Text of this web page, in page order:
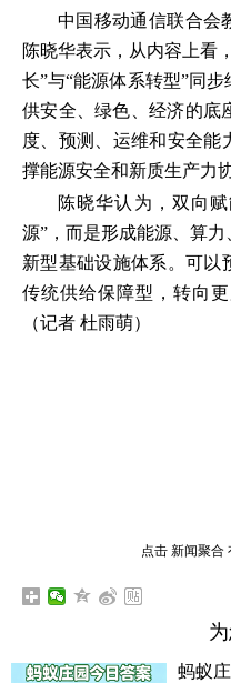
中国移动通信联合会
陈晓华表示，从内容上看
长”与“能源体系转型”同
供安全、绿色、经济的底
度、预测、运维和安全能
撑能源安全和新质生产力
陈晓华认为，双向
源”，而是形成能源、算
新型基础设施体系。可以
传统供给保障型，转向
（记者 杜雨萌）
点击 新闻聚合
蚂蚁